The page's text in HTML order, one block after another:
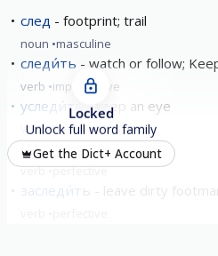
след footprint; trail
noun masculine
следи́ть watch or follow;
verb imperfective
уследи́ть keep an eye
verb perfective
вы́следить trace
verb perfective
заследи́ть
Locked
Unlock full word family
Get the Dict+ Account